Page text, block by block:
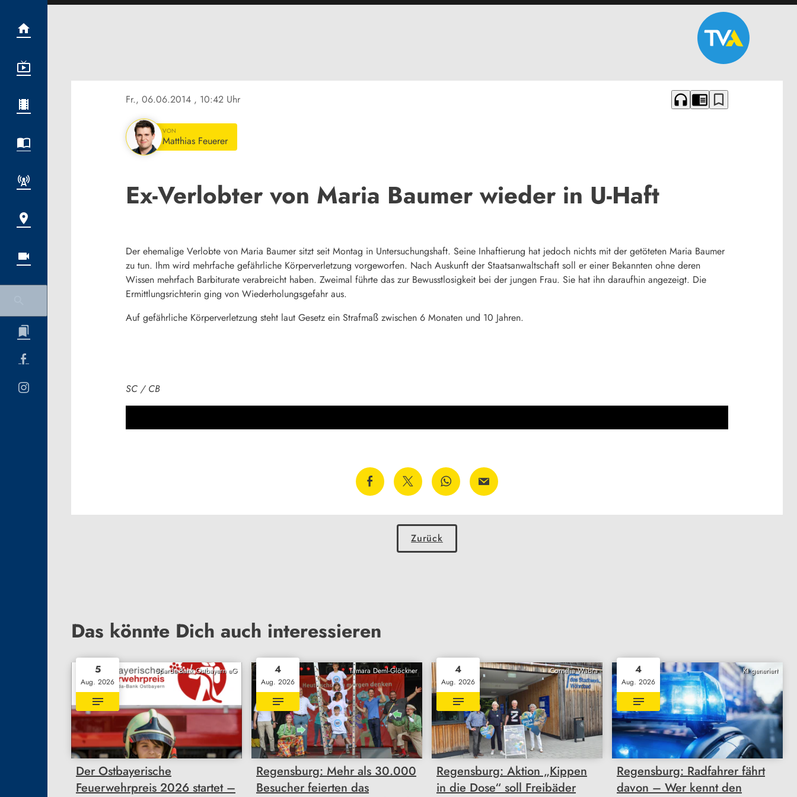
Fr., 06.06.2014 , 10:42 Uhr headphones chrome_reader_mode bookmark_border
VON
Matthias Feuerer
Ex-Verlobter von Maria Baumer wieder in U-Haft
Der ehemalige Verlobte von Maria Baumer sitzt seit Montag in Untersuchungshaft. Seine Inhaftierung hat jedoch nichts mit der getöteten Maria Baumer
zu tun. Ihm wird mehrfache gefährliche Körperverletzung vorgeworfen. Nach Auskunft der Staatsanwaltschaft soll er einer Bekannten ohne deren
Wissen mehrfach Barbiturate verabreicht haben. Zweimal führte das zur Bewusstlosigkeit bei der jungen Frau. Sie hat ihn daraufhin angezeigt. Die
Ermittlungsrichterin ging von Wiederholungsgefahr aus.
Auf gefährliche Körperverletzung steht laut Gesetz ein Strafmaß zwischen 6 Monaten und 10 Jahren.
SC / CB
Zurück
Das könnte Dich auch interessieren
Sparda-Bank Ostbayern eG
5
Aug. 2026
Der Ostbayerische
Feuerwehrpreis 2026 startet –
Tamara Deml-Glöckner
4
Aug. 2026
Regensburg: Mehr als 30.000
Besucher feierten das
Cornelia Wabra
4
Aug. 2026
Regensburg: Aktion „Kippen
in die Dose“ soll Freibäder
KI generiert
4
Aug. 2026
Regensburg: Radfahrer fährt
davon – Wer kennt den